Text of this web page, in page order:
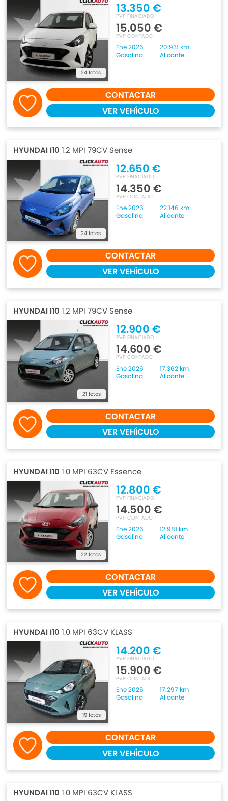
24 fotos
13.350 €
PVP FINACIADO
15.050 €
PVP CONTADO
Ene 2026
20.931 km
Gasolina
Alicante
CONTACTAR
VER VEHÍCULO
HYUNDAI I10 1.2 MPI 79CV Sense
24 fotos
12.650 €
PVP FINACIADO
14.350 €
PVP CONTADO
Ene 2026
22.146 km
Gasolina
Alicante
CONTACTAR
VER VEHÍCULO
HYUNDAI I10 1.2 MPI 79CV Sense
21 fotos
12.900 €
PVP FINACIADO
14.600 €
PVP CONTADO
Ene 2026
17.362 km
Gasolina
Alicante
CONTACTAR
VER VEHÍCULO
HYUNDAI I10 1.0 MPI 63CV Essence
22 fotos
12.800 €
PVP FINACIADO
14.500 €
PVP CONTADO
Ene 2026
12.981 km
Gasolina
Alicante
CONTACTAR
VER VEHÍCULO
HYUNDAI I10 1.0 MPI 63CV KLASS
19 fotos
14.200 €
PVP FINACIADO
15.900 €
PVP CONTADO
Ene 2026
17.297 km
Gasolina
Alicante
CONTACTAR
VER VEHÍCULO
HYUNDAI I10 1.0 MPI 63CV KLASS